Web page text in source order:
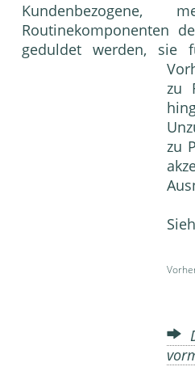
Kundenbezogene,
Routinekomponenten
geduldet werden, sie
zu
zu